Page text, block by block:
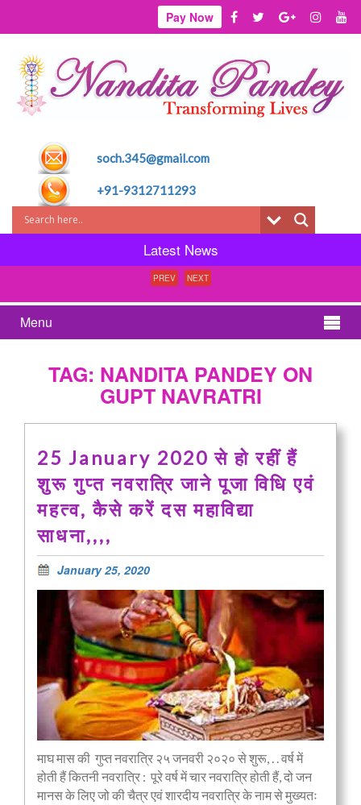
Pay Now
soch.345@gmail.com
+91-9312711293
Latest News
PREV NEXT
Menu
TAG: NANDITA PANDEY ON
GUPT NAVRATRI
25 January 2020 से हो रहीं हैं
शुरू गुप्त नवरात्रि जाने पूजा विधि एवं
महत्व, कैसे करें दस महाविद्या
साधना,,,,
January 25, 2020
माघ मास की गुप्त नवरात्रि २५ जनवरी २०२० से शुरू, . . वर्ष में
होती हैं कितनी नवरात्रि : पूरे वर्ष में चार नवरात्रि होती हैं, दो जन
मानस के लिए जो की चैत्र एवं शारदीय नवरात्रि के नाम से मुख्यतः